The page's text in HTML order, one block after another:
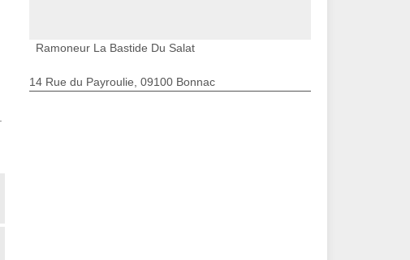
Ramoneur La Bastide Du Salat
14 Rue du Payroulie, 09100 Bonnac